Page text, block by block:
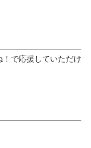
で応援していただけ